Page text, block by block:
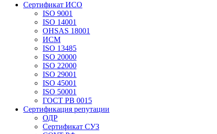
Сертификат ИСО
ISO 9001
ISO 14001
OHSAS 18001
ИСМ
ISO 13485
ISO 20000
ISO 22000
ISO 29001
ISO 45001
ISO 50001
ГОСТ РВ 0015
Сертификация репутации
ОДР
Сертификат СУЗ